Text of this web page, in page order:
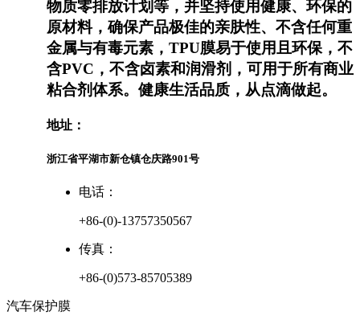
物质零排放计划等，并坚持使用健康、环保的
原材料，确保产品极佳的亲肤性、不含任何重
金属与有毒元素，TPU膜易于使用且环保，不
含PVC，不含卤素和润滑剂，可用于所有商业
粘合剂体系。健康生活品质，从点滴做起。
地址：
浙江省平湖市新仓镇仓庆路901号
电话：
+86-(0)-13757350567
传真：
+86-(0)573-85705389
汽车保护膜